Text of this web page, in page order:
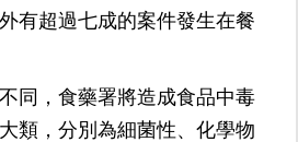
有超過七成的案件發生在餐
同，食藥署將造成食品中毒
類，分別為細菌性、化學物